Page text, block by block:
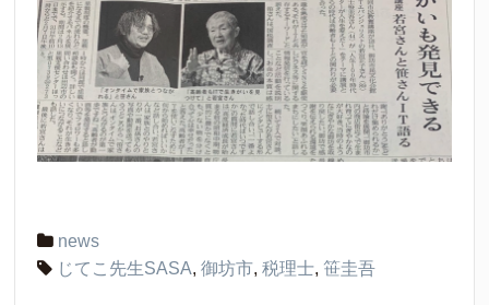
news
じてこ先生SASA,御坊市,税理士, 笹圭吾